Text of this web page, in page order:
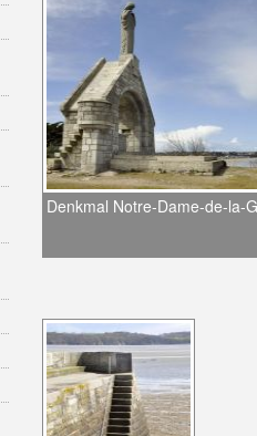
Denkmal Notre-Dame-de-la-